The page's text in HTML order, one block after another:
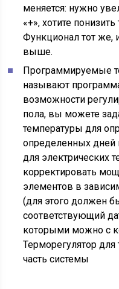
меняется: нужно
«+», хотите
Функционал тот же,
выше.
Программируемые
называют
возможности
пола, вы можете
температуры для
определенных дней
для электрических
корректировать
элементов в
(для этого должен
соответствующий
которыми можно с
Терморегулятор для
часть системы